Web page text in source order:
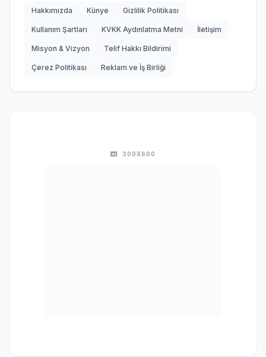
Hakkımızda Künye Gizlilik Politikası
Kullanım Şartları KVKK Aydınlatma Metni İletişim
Misyon & Vizyon Telif Hakkı Bildirimi
Çerez Politikası Reklam ve İş Birliği
300X600